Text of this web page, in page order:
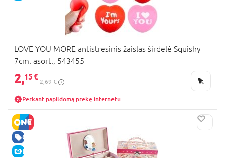
LOVE YOU MORE antistresinis žaislas širdelė Squishy
7cm. asort., 543455
2,15 €
2,69 €
Perkant papildomą prekę internetu
GERA KAINA
E-KAINA